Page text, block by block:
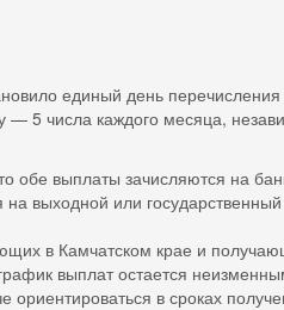
единый день
5 числа каждого месяца,
обе выплаты зачисляются на
выходной или
в Камчатском крае и
выплат остается
в сроках